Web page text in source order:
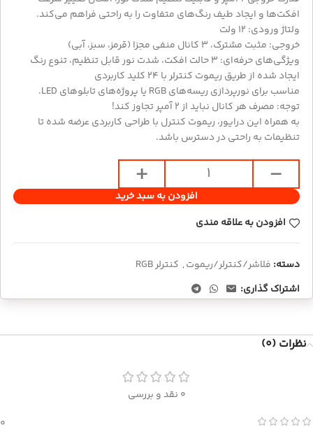
افکت‌ها و ایجاد طیف رنگ‌های متفاوت را به راحتی فراهم می‌کند.
ولتاژ ورودی: 12 ولت
خروجی: مثبت مشترک، 3 کانال منفی مجزا (قرمز، سبز، آبی)
ویژگی‌های حرفه‌ای: 3 حالت افکت، شدت نور قابل تنظیم، تنوع رنگ
ایجاد شده از طریق ریموت کنترلر با 24 کلید کاربردی
مناسب برای نورپردازی ریسه‌های RGB یا پروژه‌های تابلوهای LED.
توجه: مصرف هر کانال نباید از 2 آمپر تجاوز کند!
به همراه این درایور، ریموت کنترل با طراحی کاربردی عرضه شده تا
تنظیمات به راحتی در دسترس باشد.
افزودن به سبد خرید
افزودن به علاقه مندی
دسته: فلاشر/کنترلر/ریموت, کنترلر RGB
اشتراک گذاری:
نظرات (0)
0 نقد و بررسی
0